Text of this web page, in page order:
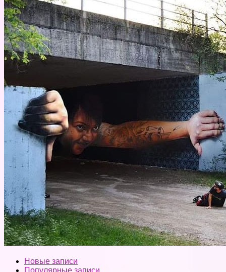
Новые записи